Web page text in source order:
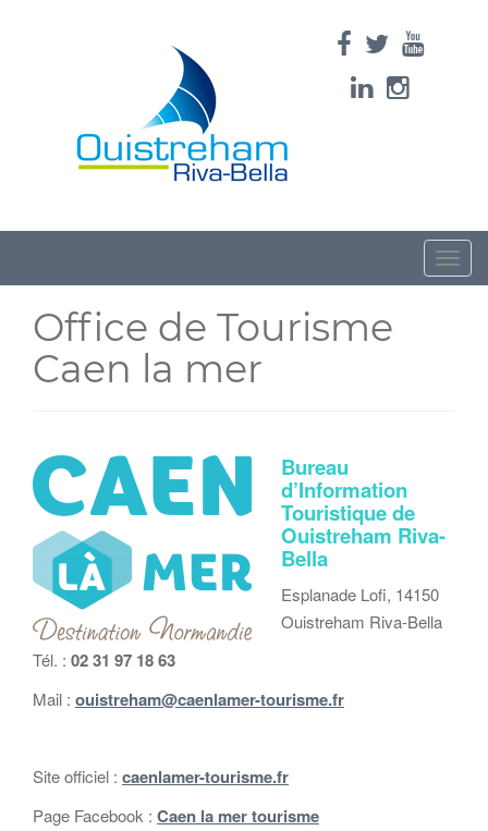
Toggle
Office de Tourisme
Caen la mer
Bureau
d’Information
Touristiquede
Ouistreham Riva-
Bella
Esplanade Lofi, 14150
Ouistreham Riva-Bella
Tél. : 02 31 97 18 63
Mail : ouistreham@caenlamer-tourisme.fr
Site officiel : caenlamer-tourisme.fr
Page Facebook : Caen la mer tourisme